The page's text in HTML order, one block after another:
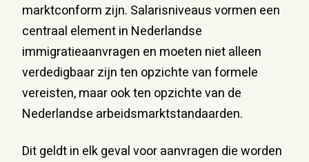
marktconform zijn. Salarisniveaus vormen een
centraal element in Nederlandse
immigratieaanvragen en moeten niet alleen
verdedigbaar zijn ten opzichte van formele
vereisten, maar ook ten opzichte van de
Nederlandse arbeidsmarktstandaarden.
Dit geldt in elk geval voor aanvragen die worden